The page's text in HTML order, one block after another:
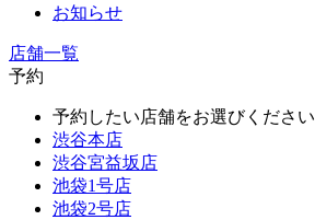
お知らせ
店舗一覧
予約
予約したい店舗をお選びください
渋谷本店
渋谷宮益坂店
池袋1号店
池袋2号店